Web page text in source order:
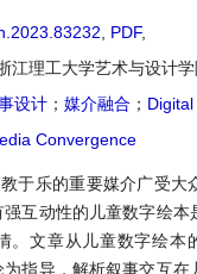
PDF,
江理工大学艺术与设计
设计 ； 媒介融合 ；
Convergence
于乐的重要媒介广受大
互动性的儿童数字绘本
。文章从儿童数字绘本
指导，解析叙事交互在